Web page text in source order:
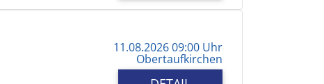
11.08.2026 09:00 Uhr
Obertaufkirchen